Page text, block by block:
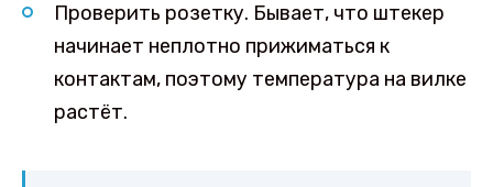
Проверить розетку. Бывает, что штекер
начинает неплотно прижиматься к
контактам, поэтому температура на вилке
растёт.